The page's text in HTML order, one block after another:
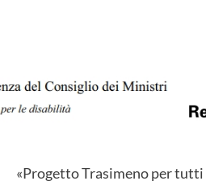
«Progetto Trasimeno per